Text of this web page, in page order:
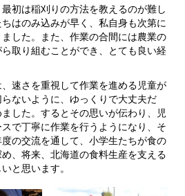
初は稲刈りの方法を教えるのが難し
はのみ込みが早く、私自身も次第に
した。また、作業の合間には農業の
取り組むことができ、とても良い経
速さを重視して作業を進める児童が
ないように、ゆっくりで大丈夫だ
した。するとその思いが伝わり、児
で丁寧に作業を行うようになり、そ
の交流を通して、小学生たちが食の
、将来、北海道の食料生産を支える
と思います。